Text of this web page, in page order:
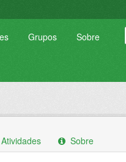
Grupos Sobre
Sobre